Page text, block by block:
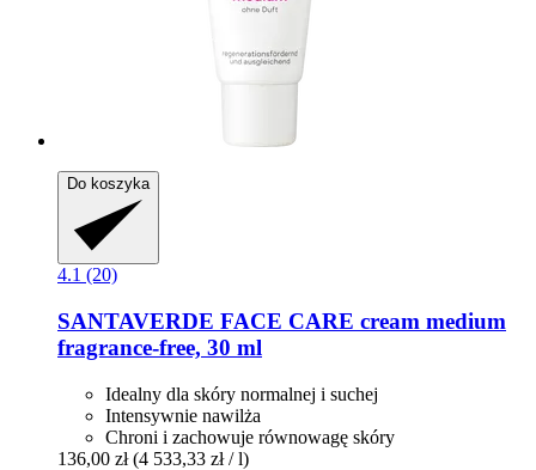
Do koszyka
4.1 (20)
SANTAVERDE FACE CARE cream medium
fragrance-​free, 30 ml
Idealny dla skóry normalnej i suchej
Intensywnie nawilża
Chroni i zachowuje równowagę skóry
136,00 zł (4 533,33 zł / l)